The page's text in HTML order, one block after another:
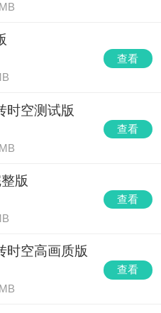
查看
查看
时空测试版
查看
版
查看
时空高画质版